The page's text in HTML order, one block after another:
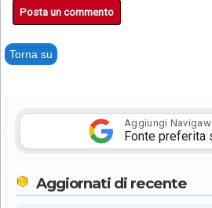
Posta un commento
Torna su
Aggiungi
Fonte preferita
Aggiornati di recente